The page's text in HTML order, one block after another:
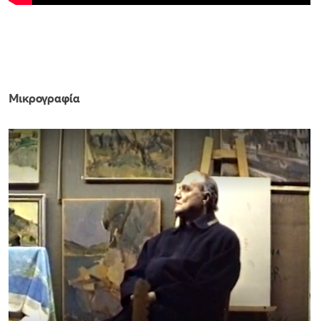
Μικρογραφία